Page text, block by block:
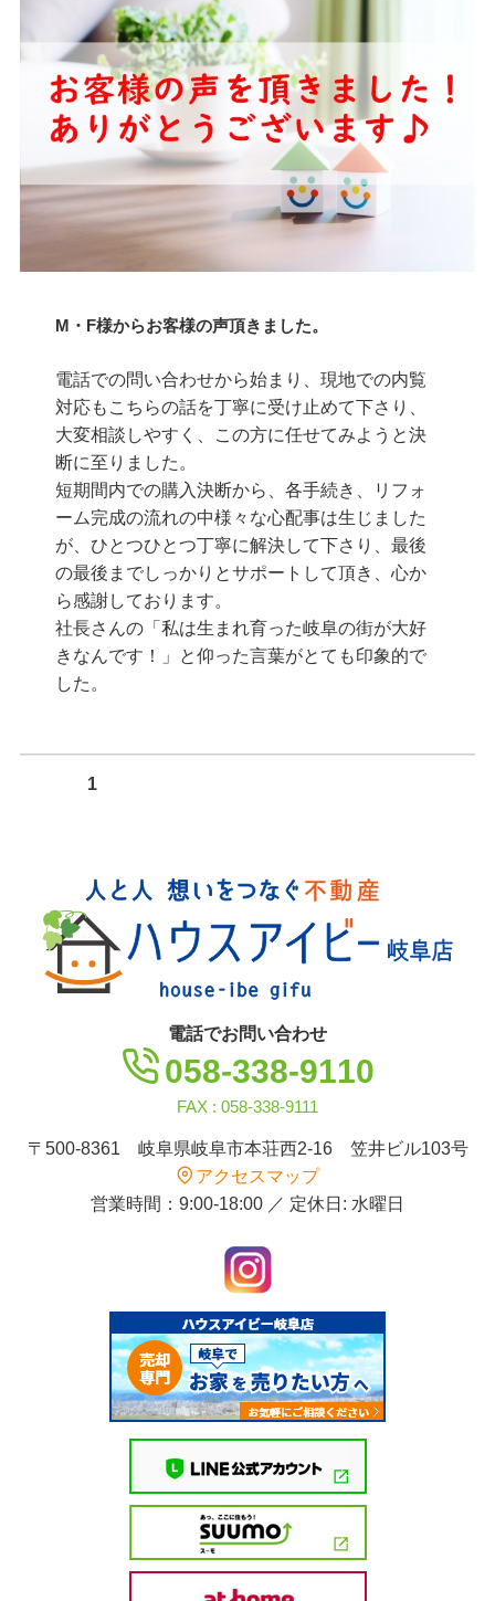
M・F様からお客様の声頂きました。
電話での問い合わせから始まり、現地での内覧
対応もこちらの話を丁寧に受け止めて下さり、
大変相談しやすく、この方に任せてみようと決
断に至りました。
短期間内での購入決断から、各手続き、リフォ
ーム完成の流れの中様々な心配事は生じました
が、ひとつひとつ丁寧に解決して下さり、最後
の最後までしっかりとサポートして頂き、心か
ら感謝しております。
社長さんの「私は生まれ育った岐阜の街が大好
きなんです！」と仰った言葉がとても印象的で
した。
1
電話でお問い合わせ
058-338-9110
FAX : 058-338-9111
〒500-8361 岐阜県岐阜市本荘西2-16 笠井ビル103号
アクセスマップ
営業時間：9:00-18:00 ／ 定休日: 水曜日